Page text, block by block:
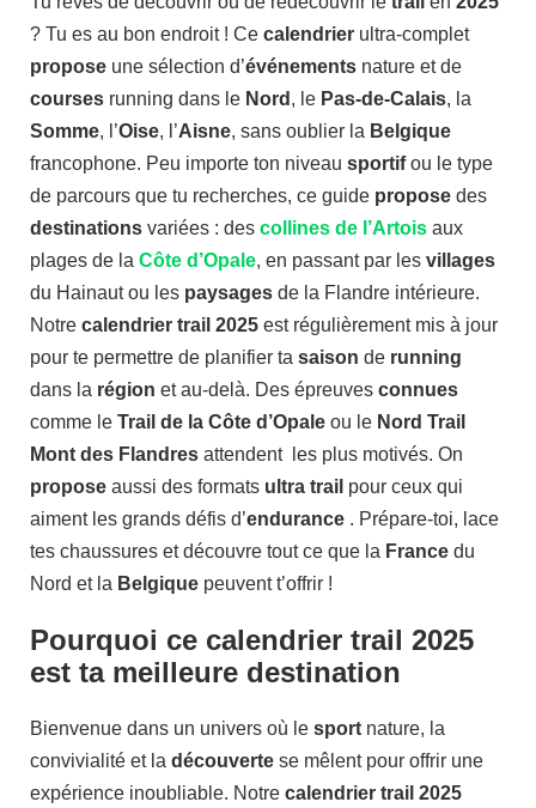
? Tu es au bon endroit ! Ce calendrier ultra-complet
propose une sélection d’événements nature et de
courses running dans le Nord , le Pas-de-Calais, la
Somme, l’Oise, l’Aisne, sans oublier la Belgique
francophone. Peu importe ton niveau sportifou le type
de parcours que tu recherches, ce guide propose des
destinations variées : des collines de l’Artois aux
plages de la Côte d’Opale, en passant par les villages
du Hainaut ou les paysages de la Flandre intérieure.
Notre calendrier trail 2025 est régulièrement mis à jour
pour te permettre de planifier ta saison de running
dans la région et au-delà. Des épreuves connues
comme le Trail de la Côte d’Opale ou le Nord Trail
Mont des Flandres attendent les plus motivés. On
propose aussi des formats ultra trail pour ceux qui
aiment les grands défis d’endurance . Prépare-toi, lace
tes chaussures et découvre tout ce que la France du
Nord et la Belgique peuvent t’offrir !
Pourquoi ce calendrier trail 2025
est ta meilleure destination
Bienvenue dans un univers où le sport nature, la
convivialité et la découverte se mêlent pour offrir une
expérience inoubliable. Notre calendrier trail 2025